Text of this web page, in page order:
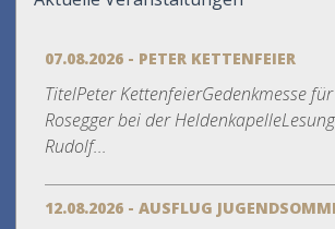
07.08.2026 - PETER KETTENFEIER
TitelPeter KettenfeierGedenkmesse
Rosegger bei der
Rudolf...
12.08.2026 - AUSFLUG